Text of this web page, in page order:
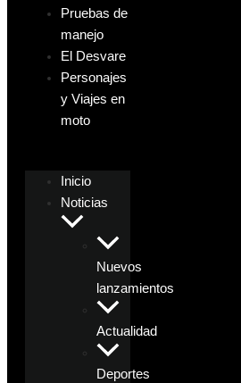
Pruebas de
manejo
El Desvare
Personajes
y Viajes en
moto
Inicio
Noticias
Nuevos
lanzamientos
Actualidad
Deportes